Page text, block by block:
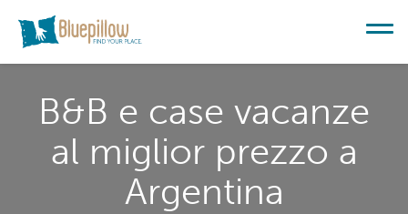
B&B e case vacanze
al miglior prezzo a
Argentina